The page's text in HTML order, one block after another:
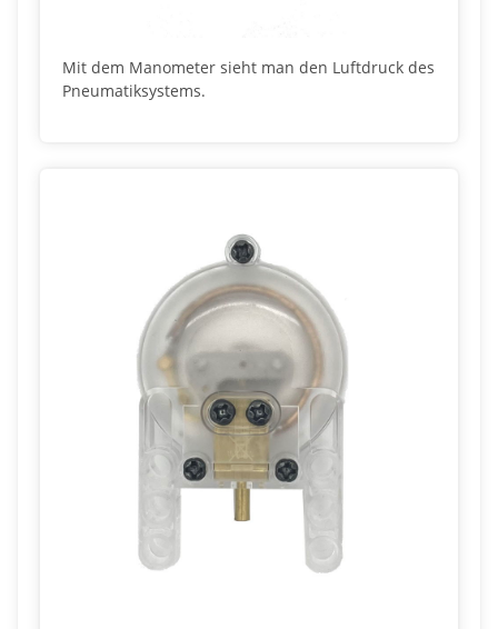
Mit dem Manometer sieht man den Luftdruck des
Pneumatiksystems.